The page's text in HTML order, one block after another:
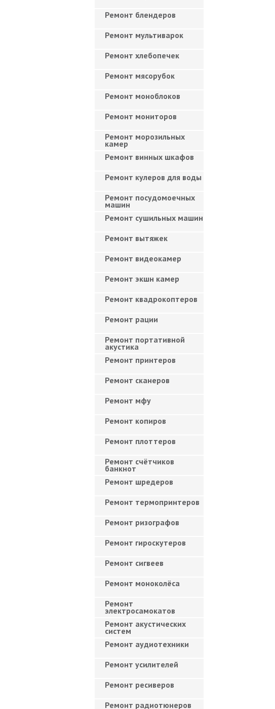
Ремонт блендеров
Ремонт мультиварок
Ремонт хлебопечек
Ремонт мясорубок
Ремонт моноблоков
Ремонт мониторов
Ремонт морозильных
камер
Ремонт винных шкафов
Ремонт кулеров для воды
Ремонт посудомоечных
машин
Ремонт сушильных машин
Ремонт вытяжек
Ремонт видеокамер
Ремонт экшн камер
Ремонт квадрокоптеров
Ремонт рации
Ремонт портативной
акустика
Ремонт принтеров
Ремонт сканеров
Ремонт мфу
Ремонт копиров
Ремонт плоттеров
Ремонт счётчиков
банкнот
Ремонт шредеров
Ремонт термопринтеров
Ремонт ризографов
Ремонт гироскутеров
Ремонт сигвеев
Ремонт моноколёса
Ремонт
электросамокатов
Ремонт акустических
систем
Ремонт аудиотехники
Ремонт усилителей
Ремонт ресиверов
Ремонт радиотюнеров